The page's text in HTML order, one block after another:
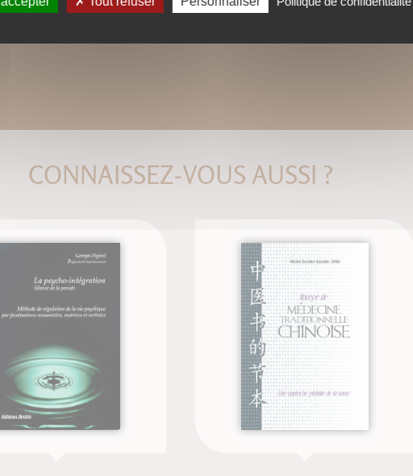
CONNAISSEZ-VOUS AUSSI ?